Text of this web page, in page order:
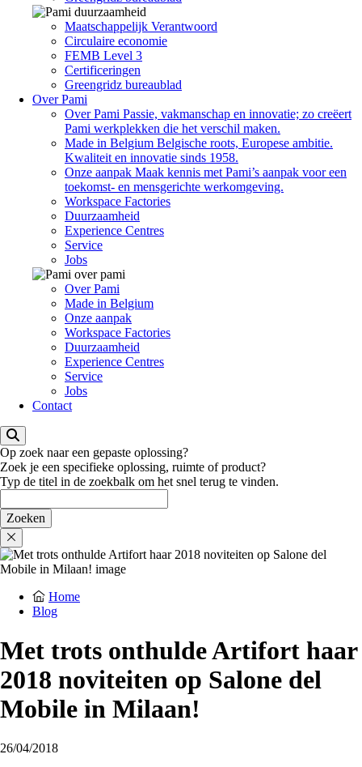
Maatschappelijk Verantwoord
Circulaire economie
FEMB Level 3
Certificeringen
Greengridz bureaublad
Over Pami
Over Pami Passie, vakmanschap en innovatie; zo creëert
Pami werkplekken die het verschil maken.
Made in Belgium Belgische roots, Europese ambitie.
Kwaliteit en innovatie sinds 1958.
Onze aanpak Maak kennis met Pami’s aanpak voor een
toekomst- en mensgerichte werkomgeving.
Workspace Factories
Duurzaamheid
Experience Centres
Service
Jobs
Over Pami
Made in Belgium
Onze aanpak
Workspace Factories
Duurzaamheid
Experience Centres
Service
Jobs
Contact
Op zoek naar een gepaste oplossing?
Zoek je een specifieke oplossing, ruimte of product?
Typ de titel in de zoekbalk om het snel terug te vinden.
Home
Blog
Met trots onthulde Artifort haar
2018 noviteiten op Salone del
Mobile in Milaan!
26/04/2018